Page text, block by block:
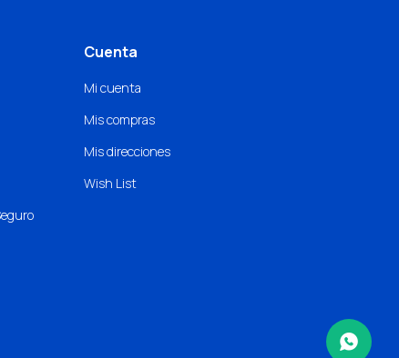
Cuenta
Mi cuenta
Mis compras
Mis direcciones
Wish List